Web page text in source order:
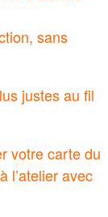
sans
justes au fil
votre carte du
l’atelier avec